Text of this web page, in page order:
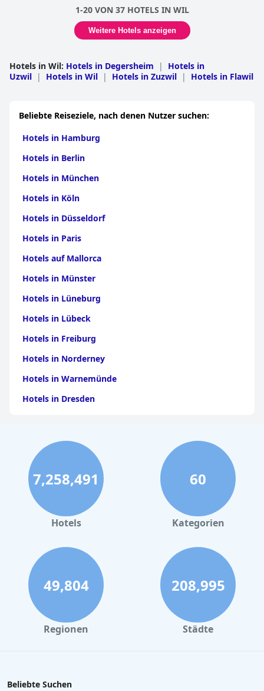
1-20 VON 37 HOTELS IN WIL
Weitere Hotels anzeigen
Hotels in Wil: Hotels in Degersheim |
Hotels in
Uzwil | Hotels in Wil | Hotels in Zuzwil | Hotels in Flawil
Beliebte Reiseziele, nach denen Nutzer suchen:
Hotels in Hamburg
Hotels in Berlin
Hotels in München
Hotels in Köln
Hotels in Düsseldorf
Hotels in Paris
Hotels auf Mallorca
Hotels in Münster
Hotels in Lüneburg
Hotels in Lübeck
Hotels in Freiburg
Hotels in Norderney
Hotels in Warnemünde
Hotels in Dresden
Hotels in Stuttgart
Hotels in Leipzig
Hotels in Bamberg
Hotels in Nürnberg
Hotels in Büsum
Hotels in Tannheim
Hotels in Bozen
Hotels in Salzburg
Hotels in Erfurt
Hotels in Kiel
7,258,491
Hotels
60
Kategorien
49,804
Regionen
208,995
Städte
Beliebte Suchen